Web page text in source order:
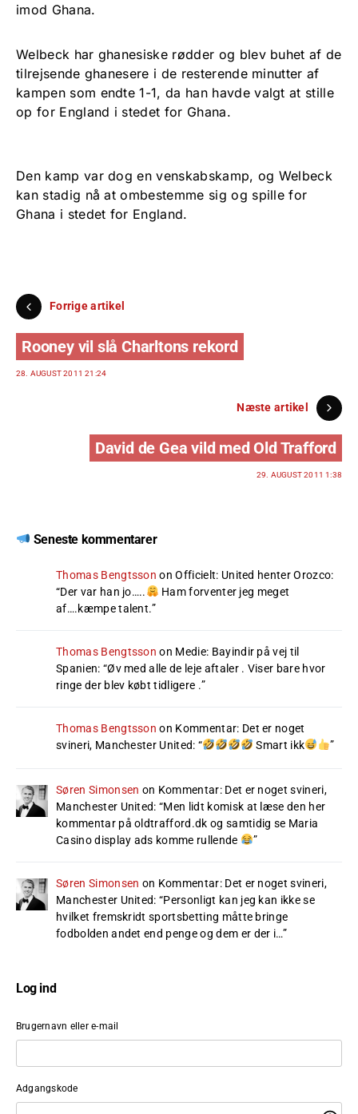
imod Ghana.
Welbeck har ghanesiske rødder og blev buhet af de
tilrejsende ghanesere i de resterende minutter af
kampen som endte 1-1, da han havde valgt at stille
op for England i stedet for Ghana.
Den kamp var dog en venskabskamp, og Welbeck
kan stadig nå at ombestemme sig og spille for
Ghana i stedet for England.
Forrige artikel
Rooney vil slå Charltons rekord
28. AUGUST 2011 21:24
Næste artikel
David de Gea vild med Old Trafford
29. AUGUST 2011 1:38
Seneste kommentarer
Thomas Bengtsson onOfficielt: United henter Orozco:
“Der var han jo…..
Ham forventer jeg meget
af….kæmpe talent.”
Thomas Bengtsson on Medie: Bayindir på vej til
Spanien: “Øv med alle de leje aftaler . Viser bare hvor
ringe der blev købt tidligere .”
Thomas Bengtsson on Kommentar: Det er noget
svineri, Manchester United: “ Smart ikk ”
Søren Simonsen on Kommentar: Det er noget svineri,
Manchester United: “Men lidt komisk at læse den her
kommentar på oldtrafford.dk og samtidig se Maria
Casino display ads komme rullende
”
Søren Simonsen on Kommentar: Det er noget svineri,
Manchester United: “Personligt kan jeg kan ikke se
hvilket fremskridt sportsbetting måtte bringe
fodbolden andet end penge og dem er der i…”
Log ind
Brugernavn eller e-mail
Adgangskode